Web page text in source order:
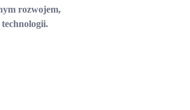
rozwojem,